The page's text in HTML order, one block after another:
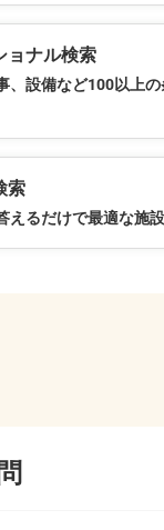
ョナル検索
、設備など100以上
索
えるだけで最適な施